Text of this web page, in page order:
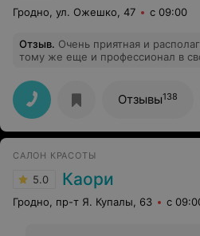
Гродно, ул. Ожешко, 47 с 09:00
Отзыв. Очень приятная и
тому же еще и профессионал в
нравится ) теперь это мой мастер :)
Отзывы138
САЛОН КРАСОТЫ
5.0 Каори
Гродно, пр-т Я. Купалы, 63 с